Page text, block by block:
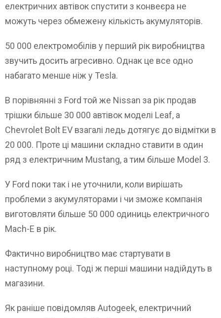
електричних автівок спустити з конвеєра не
можуть через обмежену кількість акумуляторів.
50 000 електромобілів у перший рік виробництва
звучить досить агресивно. Однак це все одно
набагато менше ніж у Tesla.
В порівнянні з Ford той же Nissan за рік продав
трішки більше 30 000 автівок моделі Leaf, а
Chevrolet Bolt EV взагалі ледь дотягує до відмітки в
20 000. Проте ці машини складно ставити в один
ряд з електричним Mustang, а тим більше Model 3.
У Ford поки так і не уточнили, коли вирішать
проблеми з акумуляторами і чи зможе компанія
виготовляти більше 50 000 одиниць електричного
Mach-E в рік.
Фактично виробництво має стартувати в
наступному році. Тоді ж перші машини надійдуть в
магазини.
Як раніше повідомляв Autogeek, електричний